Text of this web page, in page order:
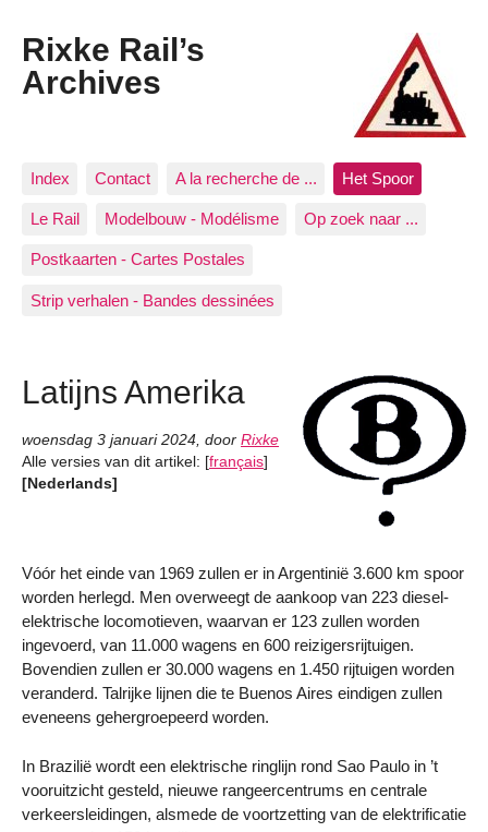
Rixke Rail’s
Archives
Index Contact A la recherche de ... Het Spoor
Le Rail Modelbouw - Modélisme Op zoek naar ...
Postkaarten - Cartes Postales
Strip verhalen - Bandes dessinées
Latijns Amerika
woensdag 3 januari 2024, door Rixke
Alle versies van dit artikel: [français]
[Nederlands]
Vóór het einde van 1969 zullen er in Argentinië 3.600 km spoor
worden herlegd. Men overweegt de aankoop van 223 diesel-
elektrische locomotieven, waarvan er 123 zullen worden
ingevoerd, van 11.000 wagens en 600 reizigersrijtuigen.
Bovendien zullen er 30.000 wagens en 1.450 rijtuigen worden
veranderd. Talrijke lijnen die te Buenos Aires eindigen zullen
eveneens gehergroepeerd worden.
In Brazilië wordt een elektrische ringlijn rond Sao Paulo in ’t
vooruitzicht gesteld, nieuwe rangeercentrums en centrale
verkeersleidingen, alsmede de voortzetting van de elektrificatie